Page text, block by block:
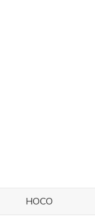
HOCO